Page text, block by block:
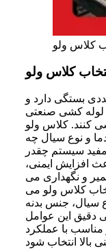
کلاس ولو
کلاس ولو
بستگی دارد و
کشی صنعتی
کنند. کلاس ولو
و نوع سیال چه
سیستم چقدر
افزایش ایمنی،
و نگهداری می
کلاس ولو می
سیال، جنس بدنه
دقیق این عوامل
با عملکرد